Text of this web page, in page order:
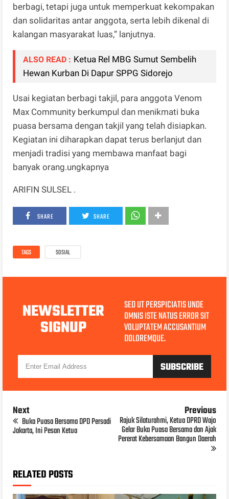
berbagi, tetapi juga untuk memperkuat kekompakan
dan solidaritas antar anggota, serta lebih dikenal di
kalangan masyarakat luas,” lanjutnya.
ALSO READ : Ketua Rel MBG Sumut Sembelih
Hewan Kurban Di Dapur SPPG Sidorejo
Usai kegiatan berbagi takjil, para anggota Venom
Max Community berkumpul dan menikmati buka
puasa bersama dengan takjil yang telah disiapkan.
Kegiatan ini diharapkan dapat terus berlanjut dan
menjadi tradisi yang membawa manfaat bagi
banyak orang.ungkapnya
ARIFIN SULSEL .
SHARE SHARE
TAGS SOSIAL
NEWSLETTER
SIGNUP
SED UT PERSPICIATIS UNDE
OMNIS ISTE NATUS ERROR SIT
VOLUPTATEM ACCUSANTIUM
DOLOREMQUE.
Next
Buka Puasa Bersama DPD Persadi
Jakarta, Ini Pesan Ketua
Previous
Rajuk Silaturahmi, Ketua DPRD Wajo
Gelar Buka Puasa Bersama dan Ajak
Pererat Kebersamaan Bangun Daerah
RELATED POSTS